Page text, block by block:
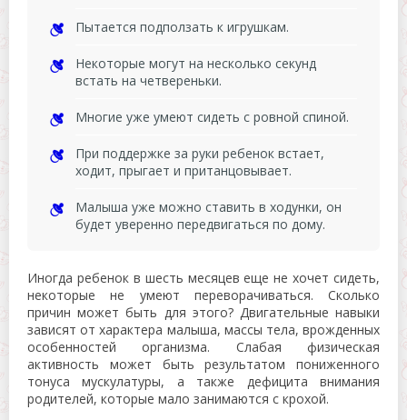
Пытается подползать к игрушкам.
Некоторые могут на несколько секунд
встать на четвереньки.
Многие уже умеют сидеть с ровной спиной.
При поддержке за руки ребенок встает,
ходит, прыгает и пританцовывает.
Малыша уже можно ставить в ходунки, он
будет уверенно передвигаться по дому.
Иногда ребенок в шесть месяцев еще не хочет сидеть,
некоторые не умеют переворачиваться. Сколько
причин может быть для этого? Двигательные навыки
зависят от характера малыша, массы тела, врожденных
особенностей организма. Слабая физическая
активность может быть результатом пониженного
тонуса мускулатуры, а также дефицита внимания
родителей, которые мало занимаются с крохой.